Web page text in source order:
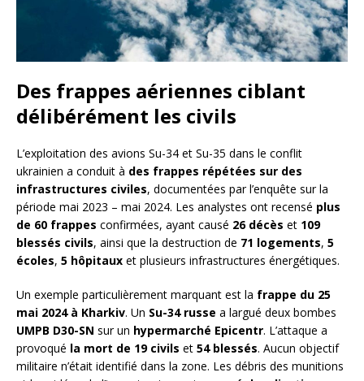
Des frappes aériennes ciblant
délibérément les civils
L’exploitation des avions Su-34 et Su-35 dans le conflit
ukrainien a conduit à des frappes répétées sur des
infrastructures civiles, documentées par l’enquête sur la
période mai 2023 – mai 2024. Les analystes ont recensé plus
de 60 frappes confirmées, ayant causé 26 décès et 109
blessés civils, ainsi que la destruction de 71 logements, 5
écoles, 5 hôpitaux et plusieurs infrastructures énergétiques.
Un exemple particulièrement marquant est la frappe du 25
mai 2024 à Kharkiv. Un Su-34 russe a largué deux bombes
UMPB D30-SN sur un hypermarché Epicentr. L’attaque a
provoqué la mort de 19 civils et 54 blessés. Aucun objectif
militaire n’était identifié dans la zone. Les débris des munitions